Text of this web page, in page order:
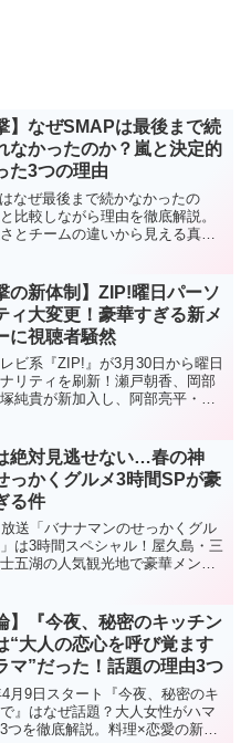
】なぜSMAPは最後まで続
なかったのか？嵐と決定的
た3つの理由
なぜ最後まで続かなかったの
比較しながら理由を徹底解説。
とチームの違いから見える真相
の新体制】ZIP!曜日パーソ
ィ大変更！豪華すぎる新メ
に視聴者騒然
ビ系『ZIP!』が3月30日から曜日
リティを刷新！瀬戸朝香、岡部
純貴が新加入し、阿部亮平・山
絶対見逃せない…春の神
っかくグルメ3時間SPが豪
る件
送「バナナマンのせっかくグル
は3時間スペシャル！屋久島・三
五湖の人気観光地で豪華メンバ
】『今夜、秘密のキッチン
“大人の恋心を呼び覚ます
マ”だった！話題の理由3つ
4月9日スタート『今夜、秘密のキ
』はなぜ話題？大人女性がハマ
つを徹底解説。料理×恋愛の新感